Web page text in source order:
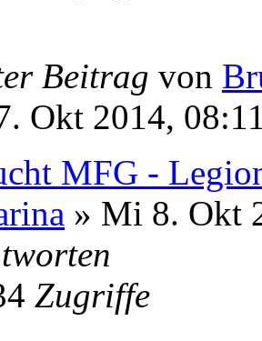
Beitrag von
Okt 2014,
MFG -
» Mi 8. Okt
Zugriffe